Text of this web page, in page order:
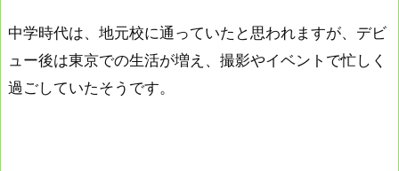
中学時代は、地元校に通っていたと思われますが、デビ
ュー後は東京での生活が増え、撮影やイベントで忙しく
過ごしていたそうです。